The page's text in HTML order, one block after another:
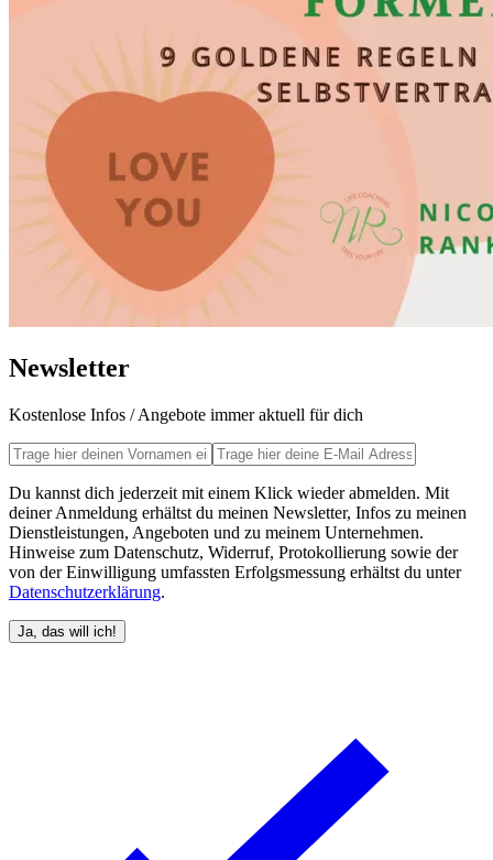
Newsletter
Kostenlose Infos / Angebote immer aktuell für dich
Du kannst dich jederzeit mit einem Klick wieder abmelden. Mit
deiner Anmeldung erhältst du meinen Newsletter, Infos zu meinen
Dienstleistungen, Angeboten und zu meinem Unternehmen.
Hinweise zum Datenschutz, Widerruf, Protokollierung sowie der
von der Einwilligung umfassten Erfolgsmessung erhältst du unter
Datenschutzerklärung.
Ja, das will ich!